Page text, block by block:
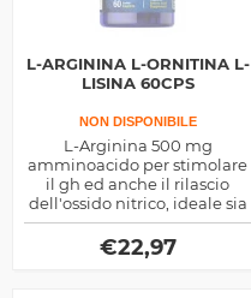
L-ARGININA L-ORNITINA L-
LISINA 60CPS
NON DISPONIBILE
L-Arginina 500 mg
amminoacido per stimolare
il gh ed anche il rilascio
dell'ossido nitrico, ideale sia
per aumentare la massa
muscolare che per
dimagrire
€22,97